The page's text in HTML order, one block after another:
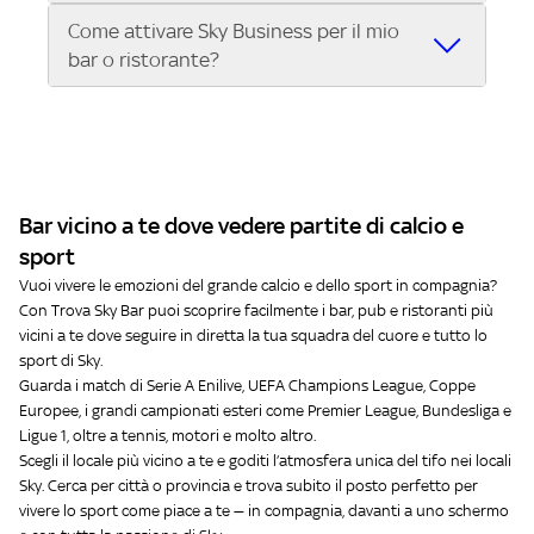
questa offerta puoi trasmettere nel tuo locale:
Tutta la Serie A ENILIVE, la UEFA Champions
League, la UEFA Europa League e la UEFA
Conference League.
Scopri tutti i dettagli dell’offerta e porta il
grande sport nel tuo locale.
L'offerta Sky Business è riservata ai pubblici
esercizi aperti al pubblico per la somministrazione
di cibi, bevande e altri servizi, tra cui:
meglio dello sport in diretta, scopri subito l’offerta
Sky Business per locali
Come attivare Sky Business per il mio
bar o ristorante?
o ristorante.
clienti.
Chiama il numero dedicato o visita il sito per
attivare Sky Business oggi stesso!
Bar vicino a te dove vedere partite di calcio e
sport
Vuoi vivere le emozioni del grande calcio e dello sport in compagnia?
Con Trova Sky Bar puoi scoprire facilmente i bar, pub e ristoranti più
vicini a te dove seguire in diretta la tua squadra del cuore e tutto lo
sport di Sky.
Guarda i match di Serie A Enilive, UEFA Champions League, Coppe
Europee, i grandi campionati esteri come Premier League, Bundesliga e
Ligue 1, oltre a tennis, motori e molto altro.
Scegli il locale più vicino a te e goditi l’atmosfera unica del tifo nei locali
Sky. Cerca per città o provincia e trova subito il posto perfetto per
vivere lo sport come piace a te — in compagnia, davanti a uno schermo